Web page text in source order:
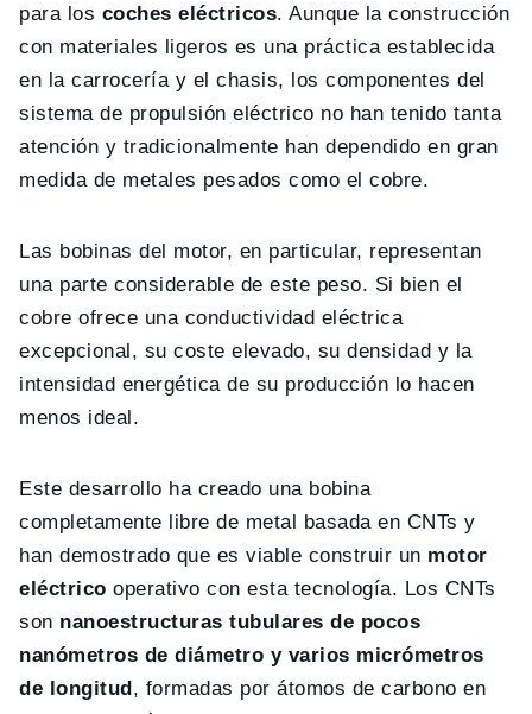
para los coches eléctricos. Aunque la construcción
con materiales ligeros es una práctica establecida
en la carrocería y el chasis, los componentes del
sistema de propulsión eléctrico no han tenido tanta
atención y tradicionalmente han dependido en gran
medida de metales pesados como el cobre.
Las bobinas del motor, en particular, representan
una parte considerable de este peso. Si bien el
cobre ofrece una conductividad eléctrica
excepcional, su coste elevado, su densidad y la
intensidad energética de su producción lo hacen
menos ideal.
Este desarrollo ha creado una bobina
completamente libre de metal basada en CNTs y
han demostrado que es viable construir un motor
eléctrico operativo con esta tecnología. Los CNTs
son nanoestructuras tubulares de pocos
nanómetros de diámetro y varios micrómetros
de longitud, formadas por átomos de carbono en